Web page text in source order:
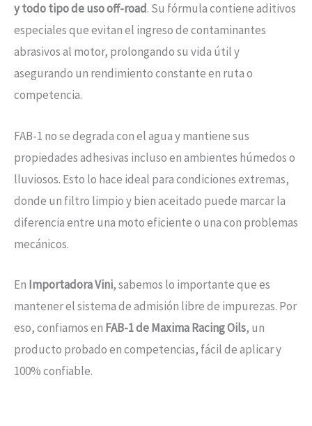
y todo tipo de uso off-road. Su fórmula contiene aditivos
especiales que evitan el ingreso de contaminantes
abrasivos al motor, prolongando su vida útil y
asegurando un rendimiento constante en ruta o
competencia.
FAB-1 no se degrada con el agua y mantiene sus
propiedades adhesivas incluso en ambientes húmedos o
lluviosos. Esto lo hace ideal para condiciones extremas,
donde un filtro limpio y bien aceitado puede marcar la
diferencia entre una moto eficiente o una con problemas
mecánicos.
En Importadora Vini, sabemos lo importante que es
mantener el sistema de admisión libre de impurezas. Por
eso, confiamos en FAB-1 de Maxima Racing Oils, un
producto probado en competencias, fácil de aplicar y
100% confiable.